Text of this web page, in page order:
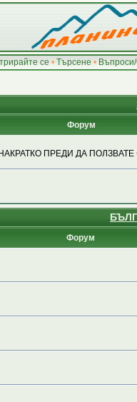
се • Търсене •
Форум
ПРЕДИ ДА
Форум